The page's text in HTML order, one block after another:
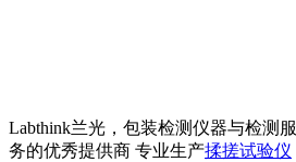
Labthink兰光，包装检测仪器与检测服
务的优秀提供商 专业生产揉搓试验仪